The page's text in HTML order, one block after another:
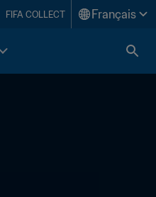
FIFA COLLECT Français